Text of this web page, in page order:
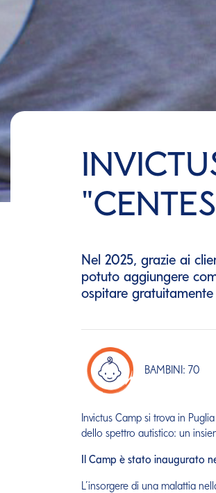
Nel 2025, grazie ai
potuto aggiungere
ospitare
BAMBINI: 70
Invictus Camp si trova in
dello spettro autistico: un
Il Camp è stato inaugurato
L’insorgere di una malattia